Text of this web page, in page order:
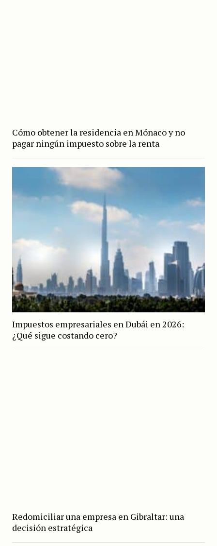
Cómo obtener la residencia en Mónaco y no
pagar ningún impuesto sobre la renta
Impuestos empresariales en Dubái en 2026:
¿Qué sigue costando cero?
Redomiciliar una empresa en Gibraltar: una
decisión estratégica